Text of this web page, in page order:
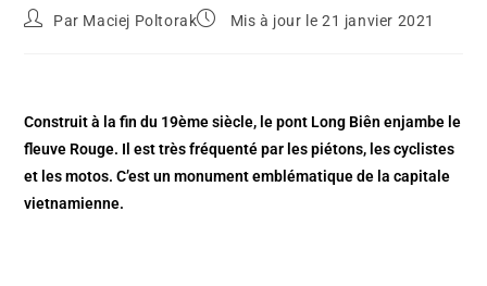
Par Maciej Poltorak Mis à jour le 21 janvier 2021
Construit à la fin du 19ème siècle, le pont Long Biên enjambe le
fleuve Rouge. Il est très fréquenté par les piétons, les cyclistes
et les motos. C’est un monument emblématique de la capitale
vietnamienne.